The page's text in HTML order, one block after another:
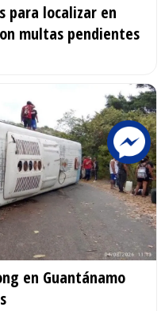
para localizar en
multas pendientes
en Guantánamo